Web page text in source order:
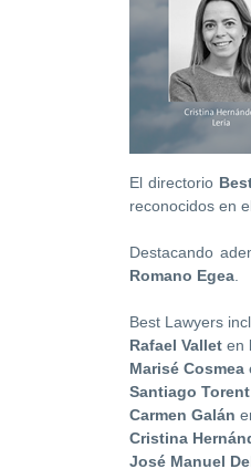
El directorio
reconocidos en
Destacando
Romano Egea.
Best Lawyers
Rafael Vallet en
Marisé Cosmea
Santiago Torent
Carmen Galán
Cristina
José Manuel